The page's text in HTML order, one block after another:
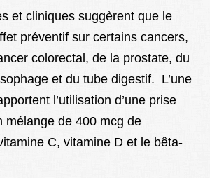
et cliniques suggèrent que le
préventif sur certains cancers,
colorectal, de la prostate, du
et du tube digestif. L’une
l’utilisation d’une prise
mélange de 400 mcg de
C, vitamine D et le bêta-